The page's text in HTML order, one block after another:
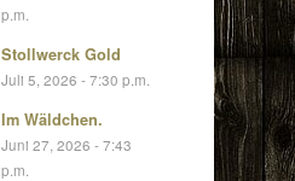
p.m.
Stollwerck Gold
Juli 5, 2026 - 7:30 p.m.
Im Wäldchen.
Juni 27, 2026 - 7:43
p.m.